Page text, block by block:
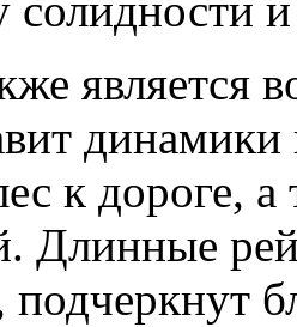
является
к дороге, а
Длинные
подчеркнут